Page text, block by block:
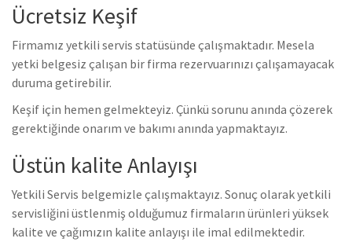
Ücretsiz Keşif
Firmamız yetkili servis statüsünde çalışmaktadır. Mesela
yetki belgesiz çalışan bir firma rezervuarınızı çalışamayacak
duruma getirebilir.
Keşif için hemen gelmekteyiz. Çünkü sorunu anında çözerek
gerektiğinde onarım ve bakımı anında yapmaktayız.
Üstün kalite Anlayışı
Yetkili Servis belgemizle çalışmaktayız. Sonuç olarak yetkili
servisliğini üstlenmiş olduğumuz firmaların ürünleri yüksek
kalite ve çağımızın kalite anlayışı ile imal edilmektedir.